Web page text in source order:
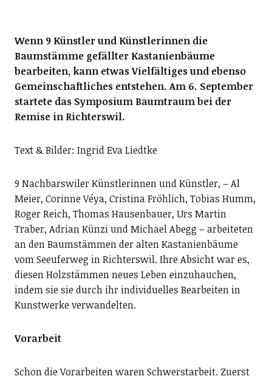
Wenn 9 Künstler und Künstlerinnen die
Baumstämme gefällter Kastanienbäume
bearbeiten, kann etwas Vielfältiges und ebenso
Gemeinschaftliches entstehen. Am 6. September
startete das Symposium Baumtraum bei der
Remise in Richterswil.
Text & Bilder: Ingrid Eva Liedtke
9 Nachbarswiler Künstlerinnen und Künstler, – Al
Meier, Corinne Véya, Cristina Fröhlich, Tobias Humm,
Roger Reich, Thomas Hausenbauer, Urs Martin
Traber, Adrian Künzi und Michael Abegg – arbeiteten
an den Baumstämmen der alten Kastanienbäume
vom Seeuferweg in Richterswil. Ihre Absicht war es,
diesen Holzstämmen neues Leben einzuhauchen,
indem sie sie durch ihr individuelles Bearbeiten in
Kunstwerke verwandelten.
Vorarbeit
Schon die Vorarbeiten waren Schwerstarbeit. Zuerst